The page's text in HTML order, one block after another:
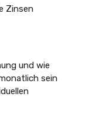
Zinsen
und wie
sein